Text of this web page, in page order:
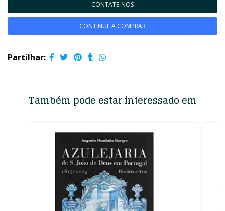
CONTATE-NOS
CONTINUE A COMPRAR
Partilhar:
Também pode estar interessado em